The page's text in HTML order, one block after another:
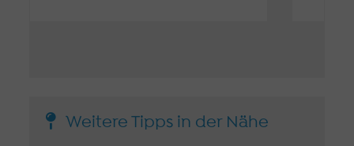
Weitere Tipps in der Nähe